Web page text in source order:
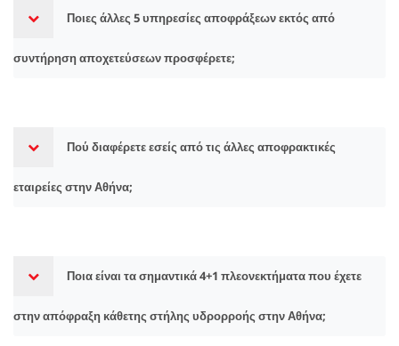
Ποιες άλλες 5 υπηρεσίες αποφράξεων εκτός από
συντήρηση αποχετεύσεων προσφέρετε;
Πού διαφέρετε εσείς από τις άλλες αποφρακτικές
εταιρείες στην Αθήνα;
Ποια είναι τα σημαντικά 4+1 πλεονεκτήματα που έχετε
στην απόφραξη κάθετης στήλης υδρορροής στην Αθήνα;